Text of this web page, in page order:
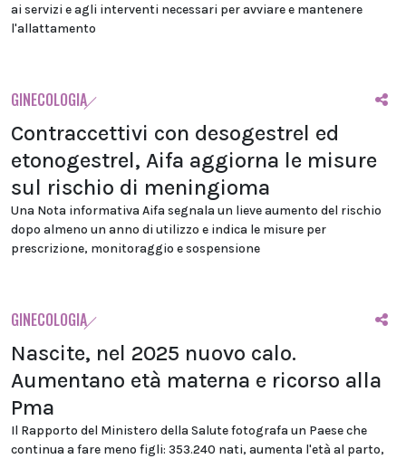
ai servizi e agli interventi necessari per avviare e mantenere
l'allattamento
GINECOLOGIA
Contraccettivi con desogestrel ed
etonogestrel, Aifa aggiorna le misure
sul rischio di meningioma
Una Nota informativa Aifa segnala un lieve aumento del rischio
dopo almeno un anno di utilizzo e indica le misure per
prescrizione, monitoraggio e sospensione
GINECOLOGIA
Nascite, nel 2025 nuovo calo.
Aumentano età materna e ricorso alla
Pma
Il Rapporto del Ministero della Salute fotografa un Paese che
continua a fare meno figli: 353.240 nati, aumenta l'età al parto,